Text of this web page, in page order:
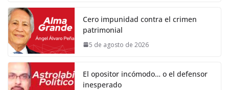
Cero impunidad contra el crimen
patrimonial
5 de agosto de 2026
El opositor incómodo… o el defensor
inesperado